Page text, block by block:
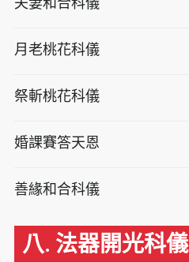
月老桃花科儀
祭斬桃花科儀
婚課賽答天恩
善緣和合科儀
八. 法器開光科儀